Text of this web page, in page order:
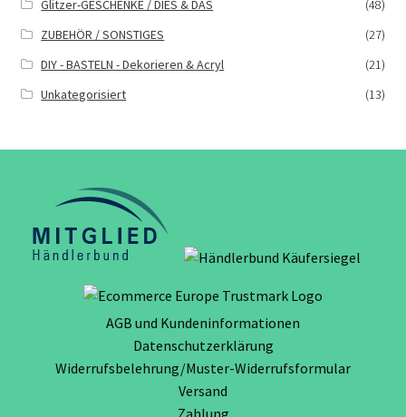
Glitzer-GESCHENKE / DIES & DAS
(48)
ZUBEHÖR / SONSTIGES
(27)
DIY - BASTELN - Dekorieren & Acryl
(21)
Unkategorisiert
(13)
AGB und Kundeninformationen
Datenschutzerklärung
Widerrufsbelehrung/Muster-Widerrufsformular
Versand
Zahlung